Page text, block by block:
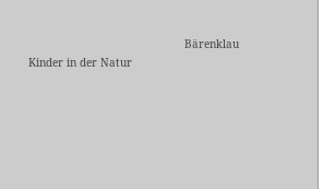
Kinder in der Natur
Bärenklau